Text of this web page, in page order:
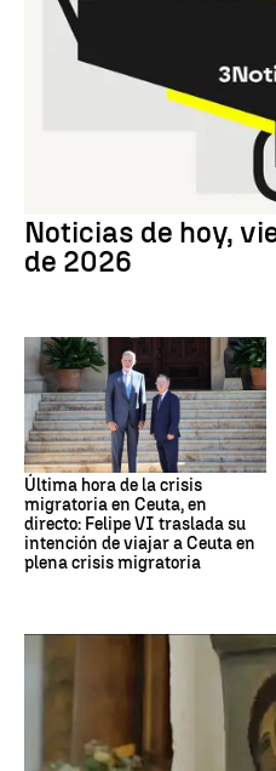
Noticias de hoy,
de 2026
Última hora de la crisis
migratoria en Ceuta, en
directo: Felipe VI traslada su
intención de viajar a Ceuta en
plena crisis migratoria